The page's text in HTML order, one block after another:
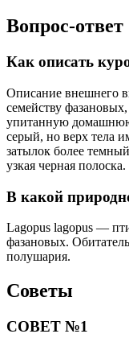
Вопрос-ответ
Как описать
Описание внешнего
семейству
упитанную
серый, но верх тела
затылок более
узкая черная полоска.
В какой
Lagopus lagopus —
фазановых.
полушария.
Советы
СОВЕТ №1